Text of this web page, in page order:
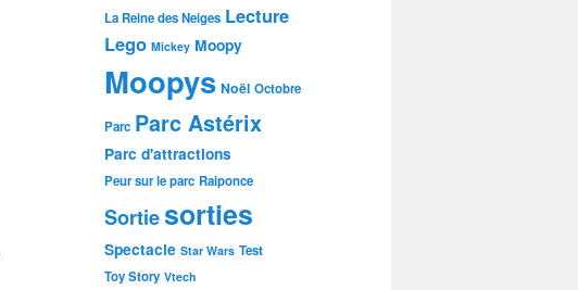
La Reine des Neiges Lecture
Lego Mickey Moopy
Moopys Noël Octobre
Parc Parc Astérix
Parc d'attractions
Peur sur le parc Raiponce
Sortiesorties
Spectacle Star Wars Test
Toy Story Vtech